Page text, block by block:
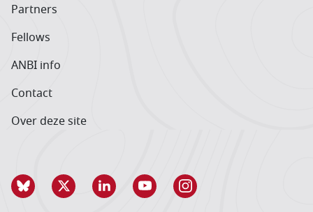
Partners
Fellows
ANBI info
Contact
Over deze site